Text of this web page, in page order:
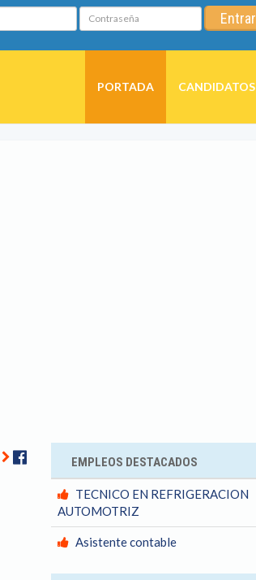
Contraseña Entrar
PORTADA CANDIDATOS
FacebookEMPLEOS DESTACADOS
TECNICO EN REFRIGERACION
AUTOMOTRIZ
Asistente contable